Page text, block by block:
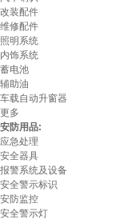
改装配件
维修配件
照明系统
内饰系统
蓄电池
辅助油
车载自动升窗器
更多
安防用品:
应急处理
安全器具
报警系统及设备
安全警示标识
安防监控
安全警示灯